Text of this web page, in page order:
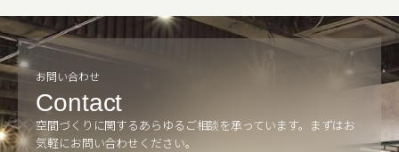
お問い合わせ
Contact
空間づくりに関するあらゆるご相談を承っています。 まずはお
気軽にお問い合わせください。